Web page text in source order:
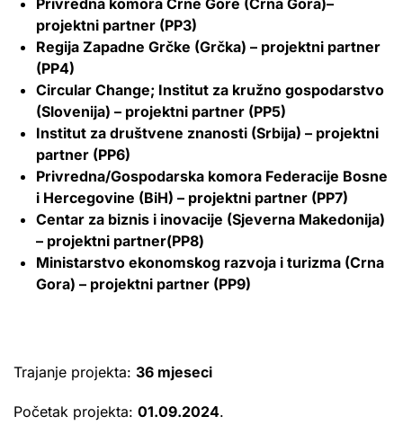
projektni partner (PP3)
Regija Zapadne Grčke (Grčka) – projektni partner
(PP4)
Circular Change; Institut za kružno gospodarstvo
(Slovenija) – projektni partner (PP5)
Institut za društvene znanosti (Srbija) – projektni
partner (PP6)
Privredna/Gospodarska komora Federacije Bosne
i Hercegovine (BiH) – projektni partner (PP7)
Centar za biznis i inovacije (Sjeverna Makedonija)
– projektni partner(PP8)
Ministarstvo ekonomskog razvoja i turizma (Crna
Gora) – projektni partner (PP9)
Trajanje projekta: 36 mjeseci
Početak projekta: 01.09.2024.